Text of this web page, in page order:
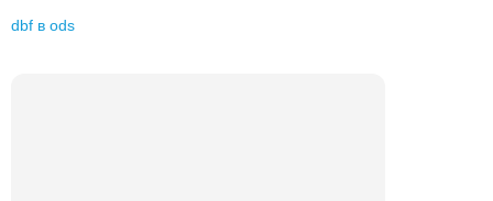
dbf в ods